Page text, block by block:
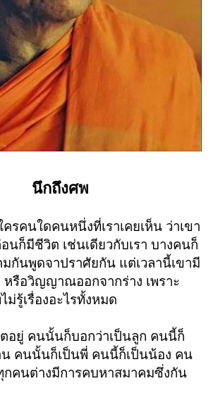
นึกถึงศพ
รคนใดคนหนึ่งที่เราเคยเห็น ว่าเขา
ก็มีชีวิต เช่นเดียวกับเรา บางคนก็
กันพูดจาปราศัยกัน แต่เวลานี้เขามี
หรือวิญญาณออกจากร่าง เพราะ
ม่รู้เรื่องอะไรทั้งหมด
อยู่ คนนั้นก็บอกว่าเป็นลูก คนนี้ก็
น คนนั้นก็เป็นพี่ คนนี้ก็เป็นน้อง คน
กคนต่างมีการคบหาสมาคมซึ่งกัน